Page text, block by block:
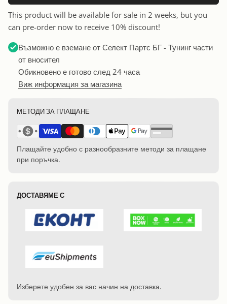
This product will be available for sale in 2 weeks, but you
can pre-order now to receive 10% discount!
Възможно е вземане отСелект Партс БГ - Тунинг части
от вносител
Обикновено е готово след 24 часа
Виж информация за магазина
МЕТОДИ ЗА ПЛАЩАНЕ
Плащайте удобно с разнообразните методи за плащане
при поръчка.
ДОСТАВЯМЕ С
Изберете удобен за вас начин на доставка.